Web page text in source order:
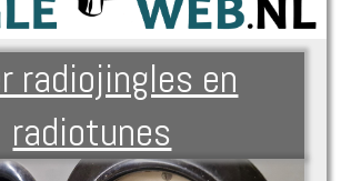
radiojingles en
radiotunes